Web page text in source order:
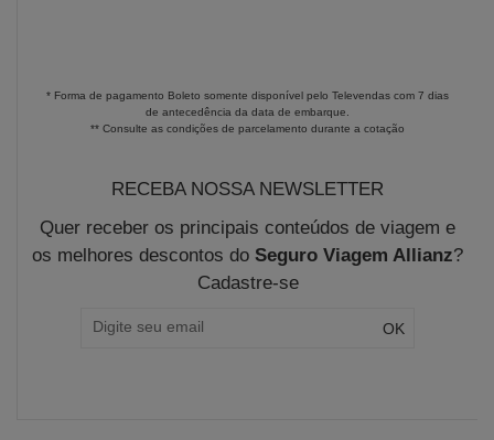
* Forma de pagamento Boleto somente disponível pelo Televendas com 7 dias
de antecedência da data de embarque.
** Consulte as condições de parcelamento durante a cotação
RECEBA NOSSA NEWSLETTER
Quer receber os principais conteúdos de viagem e
os melhores descontos do Seguro Viagem Allianz?
Cadastre-se